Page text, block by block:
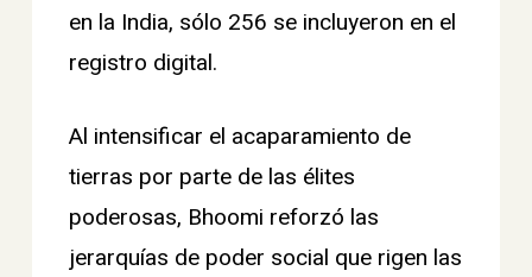
en la India, sólo 256 se incluyeron en el
registro digital.
Al intensificar el acaparamiento de
tierras por parte de las élites
poderosas, Bhoomi reforzó las
jerarquías de poder social que rigen las